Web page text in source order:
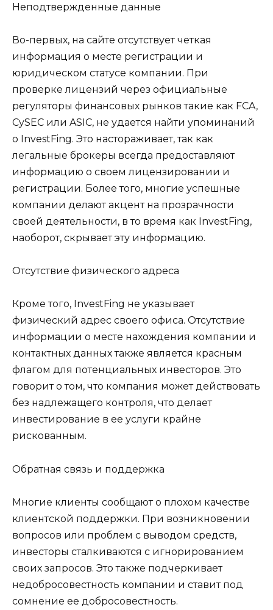
Неподтвержденные данные
Во-первых, на сайте отсутствует четкая
информация о месте регистрации и
юридическом статусе компании. При
проверке лицензий через официальные
регуляторы финансовых рынков такие как FCA,
CySEC или ASIC, не удается найти упоминаний
о InvestFing. Это настораживает, так как
легальные брокеры всегда предоставляют
информацию о своем лицензировании и
регистрации. Более того, многие успешные
компании делают акцент на прозрачности
своей деятельности, в то время как InvestFing,
наоборот, скрывает эту информацию.
Отсутствие физического адреса
Кроме того, InvestFing не указывает
физический адрес своего офиса. Отсутствие
информации о месте нахождения компании и
контактных данных также является красным
флагом для потенциальных инвесторов. Это
говорит о том, что компания может действовать
без надлежащего контроля, что делает
инвестирование в ее услуги крайне
рискованным.
Обратная связь и поддержка
Многие клиенты сообщают о плохом качестве
клиентской поддержки. При возникновении
вопросов или проблем с выводом средств,
инвесторы сталкиваются с игнорированием
своих запросов. Это также подчеркивает
недобросовестность компании и ставит под
сомнение ее добросовестность.